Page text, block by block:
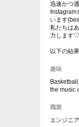
迅速かつ
います
私たちは
力します♡
以下の結
趣味
the music
職業
エンジニ